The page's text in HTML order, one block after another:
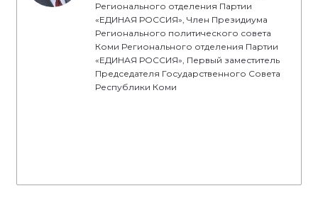
Регионального отделения Партии
«ЕДИНАЯ РОССИЯ», Член Президиума
Регионального политического совета
Коми Регионального отделения Партии
«ЕДИНАЯ РОССИЯ», Первый заместитель
Председателя Государственного Совета
Республики Коми